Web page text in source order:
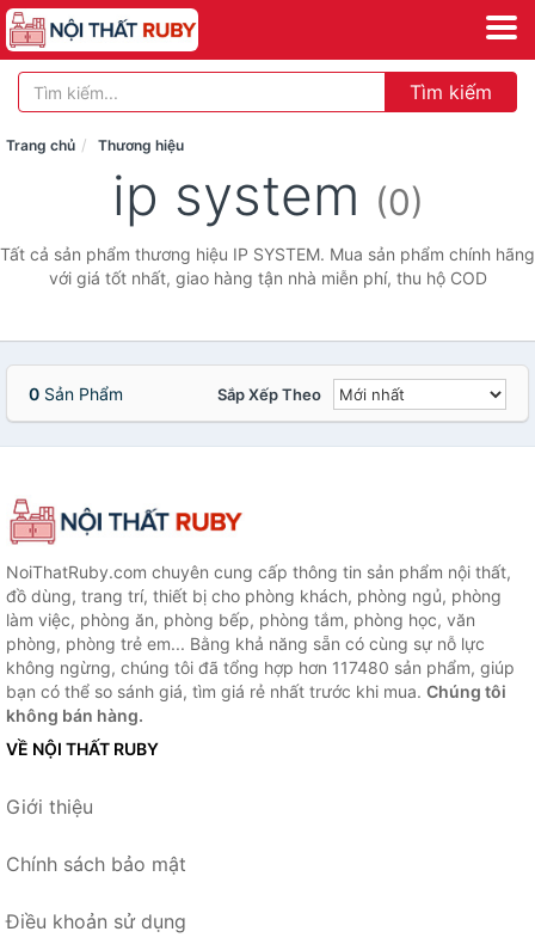
Tìm kiếm
Trang chủ Thương hiệu
ip system (0)
Tất cả sản phẩm thương hiệu IP SYSTEM. Mua sản phẩm chính hãng
với giá tốt nhất, giao hàng tận nhà miễn phí, thu hộ COD
0 Sản Phẩm Sắp Xếp Theo
NoiThatRuby.com chuyên cung cấp thông tin sản phẩm nội thất,
đồ dùng, trang trí, thiết bị cho phòng khách, phòng ngủ, phòng
làm việc, phòng ăn, phòng bếp, phòng tắm, phòng học, văn
phòng, phòng trẻ em... Bằng khả năng sẵn có cùng sự nỗ lực
không ngừng, chúng tôi đã tổng hợp hơn 117480 sản phẩm, giúp
bạn có thể so sánh giá, tìm giá rẻ nhất trước khi mua. Chúng tôi
không bán hàng.
VỀ NỘI THẤT RUBY
Giới thiệu
Chính sách bảo mật
Điều khoản sử dụng